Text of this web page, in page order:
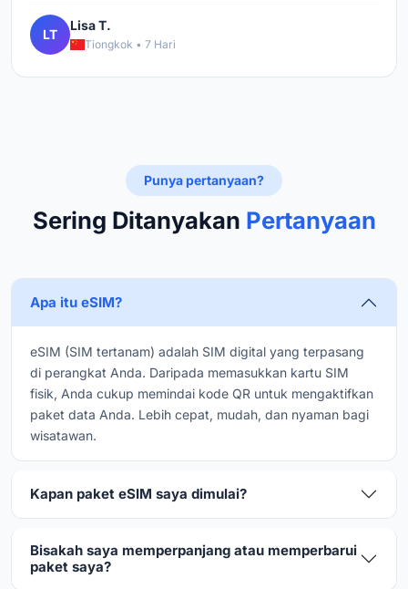
LT
Lisa T.
Tiongkok • 7 Hari
Punya pertanyaan?
Sering Ditanyakan Pertanyaan
Apa itu eSIM?
eSIM (SIM tertanam) adalah SIM digital yang terpasang
di perangkat Anda. Daripada memasukkan kartu SIM
fisik, Anda cukup memindai kode QR untuk mengaktifkan
paket data Anda. Lebih cepat, mudah, dan nyaman bagi
wisatawan.
Kapan paket eSIM saya dimulai?
Bisakah saya memperpanjang atau memperbarui
paket saya?